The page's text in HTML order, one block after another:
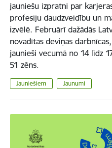
jauniešu izpratni par
profesiju daudzveidību un
izvēlē. Februārī dažādās
novadītas deviņas
jaunieši vecumā no 14 līdz
51 zēns.
Jauniešiem Jaunumi